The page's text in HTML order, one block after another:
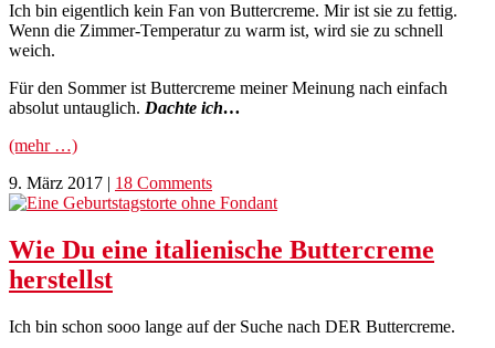
Ich bin eigentlich kein Fan von Buttercreme. Mir ist sie zu fettig.
Wenn die Zimmer-Temperatur zu warm ist, wird sie zu schnell
weich.
Für den Sommer ist Buttercreme meiner Meinung nach einfach
absolut untauglich. Dachte ich…
(mehr …)
9. März 2017 | 18 Comments
Wie Du eine italienische Buttercreme
herstellst
Ich bin schon sooo lange auf der Suche nach DER Buttercreme.